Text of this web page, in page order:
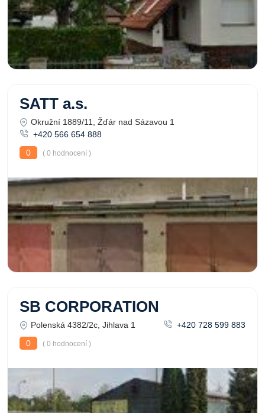
SATT a.s.
Okružní 1889/11, Žďár nad Sázavou 1
+420 566 654 888
0
( 0 hodnocení )
SB CORPORATION
Polenská 4382/2c, Jihlava 1
+420 728 599 883
0
( 0 hodnocení )